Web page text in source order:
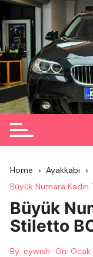
Skip
to
content
Home
Ayakkabı
Büyük Numara
Büyük
Stiletto
By: eywish On: